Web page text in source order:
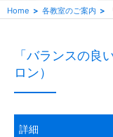
Home 各教室のご案内
「バランスの良
ロン）
詳細